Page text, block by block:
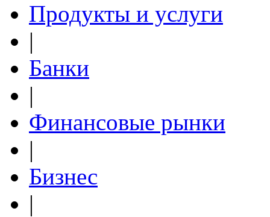
Продукты и услуги
|
Банки
|
Финансовые рынки
|
Бизнес
|